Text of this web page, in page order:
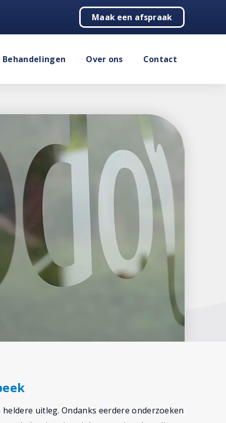
Maak een afspraak
Behandelingen Over ons Contact
uitleg. Ondanks eerdere onderzoeken